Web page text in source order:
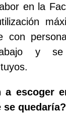
en la
con
y se
a escoger
se quedaría?